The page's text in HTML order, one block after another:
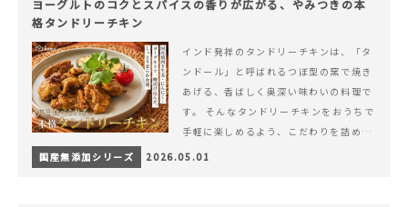
ヨーグルトのコクとスパイスの香りが広がる、やみつきの本
格タンドリーチキン
インド発祥のタンドリーチキンは、「タ
ンドール」と呼ばれるつぼ型の窯で焼き
あげる、香ばしく奥深い味わいの料理で
す。 そんなタンドリーチキンをおうちで
手軽に楽しめるよう、こだわりを詰め込
んで仕上げました。 様々なシーンでお召
国産無添加シリーズ 2026.05.01